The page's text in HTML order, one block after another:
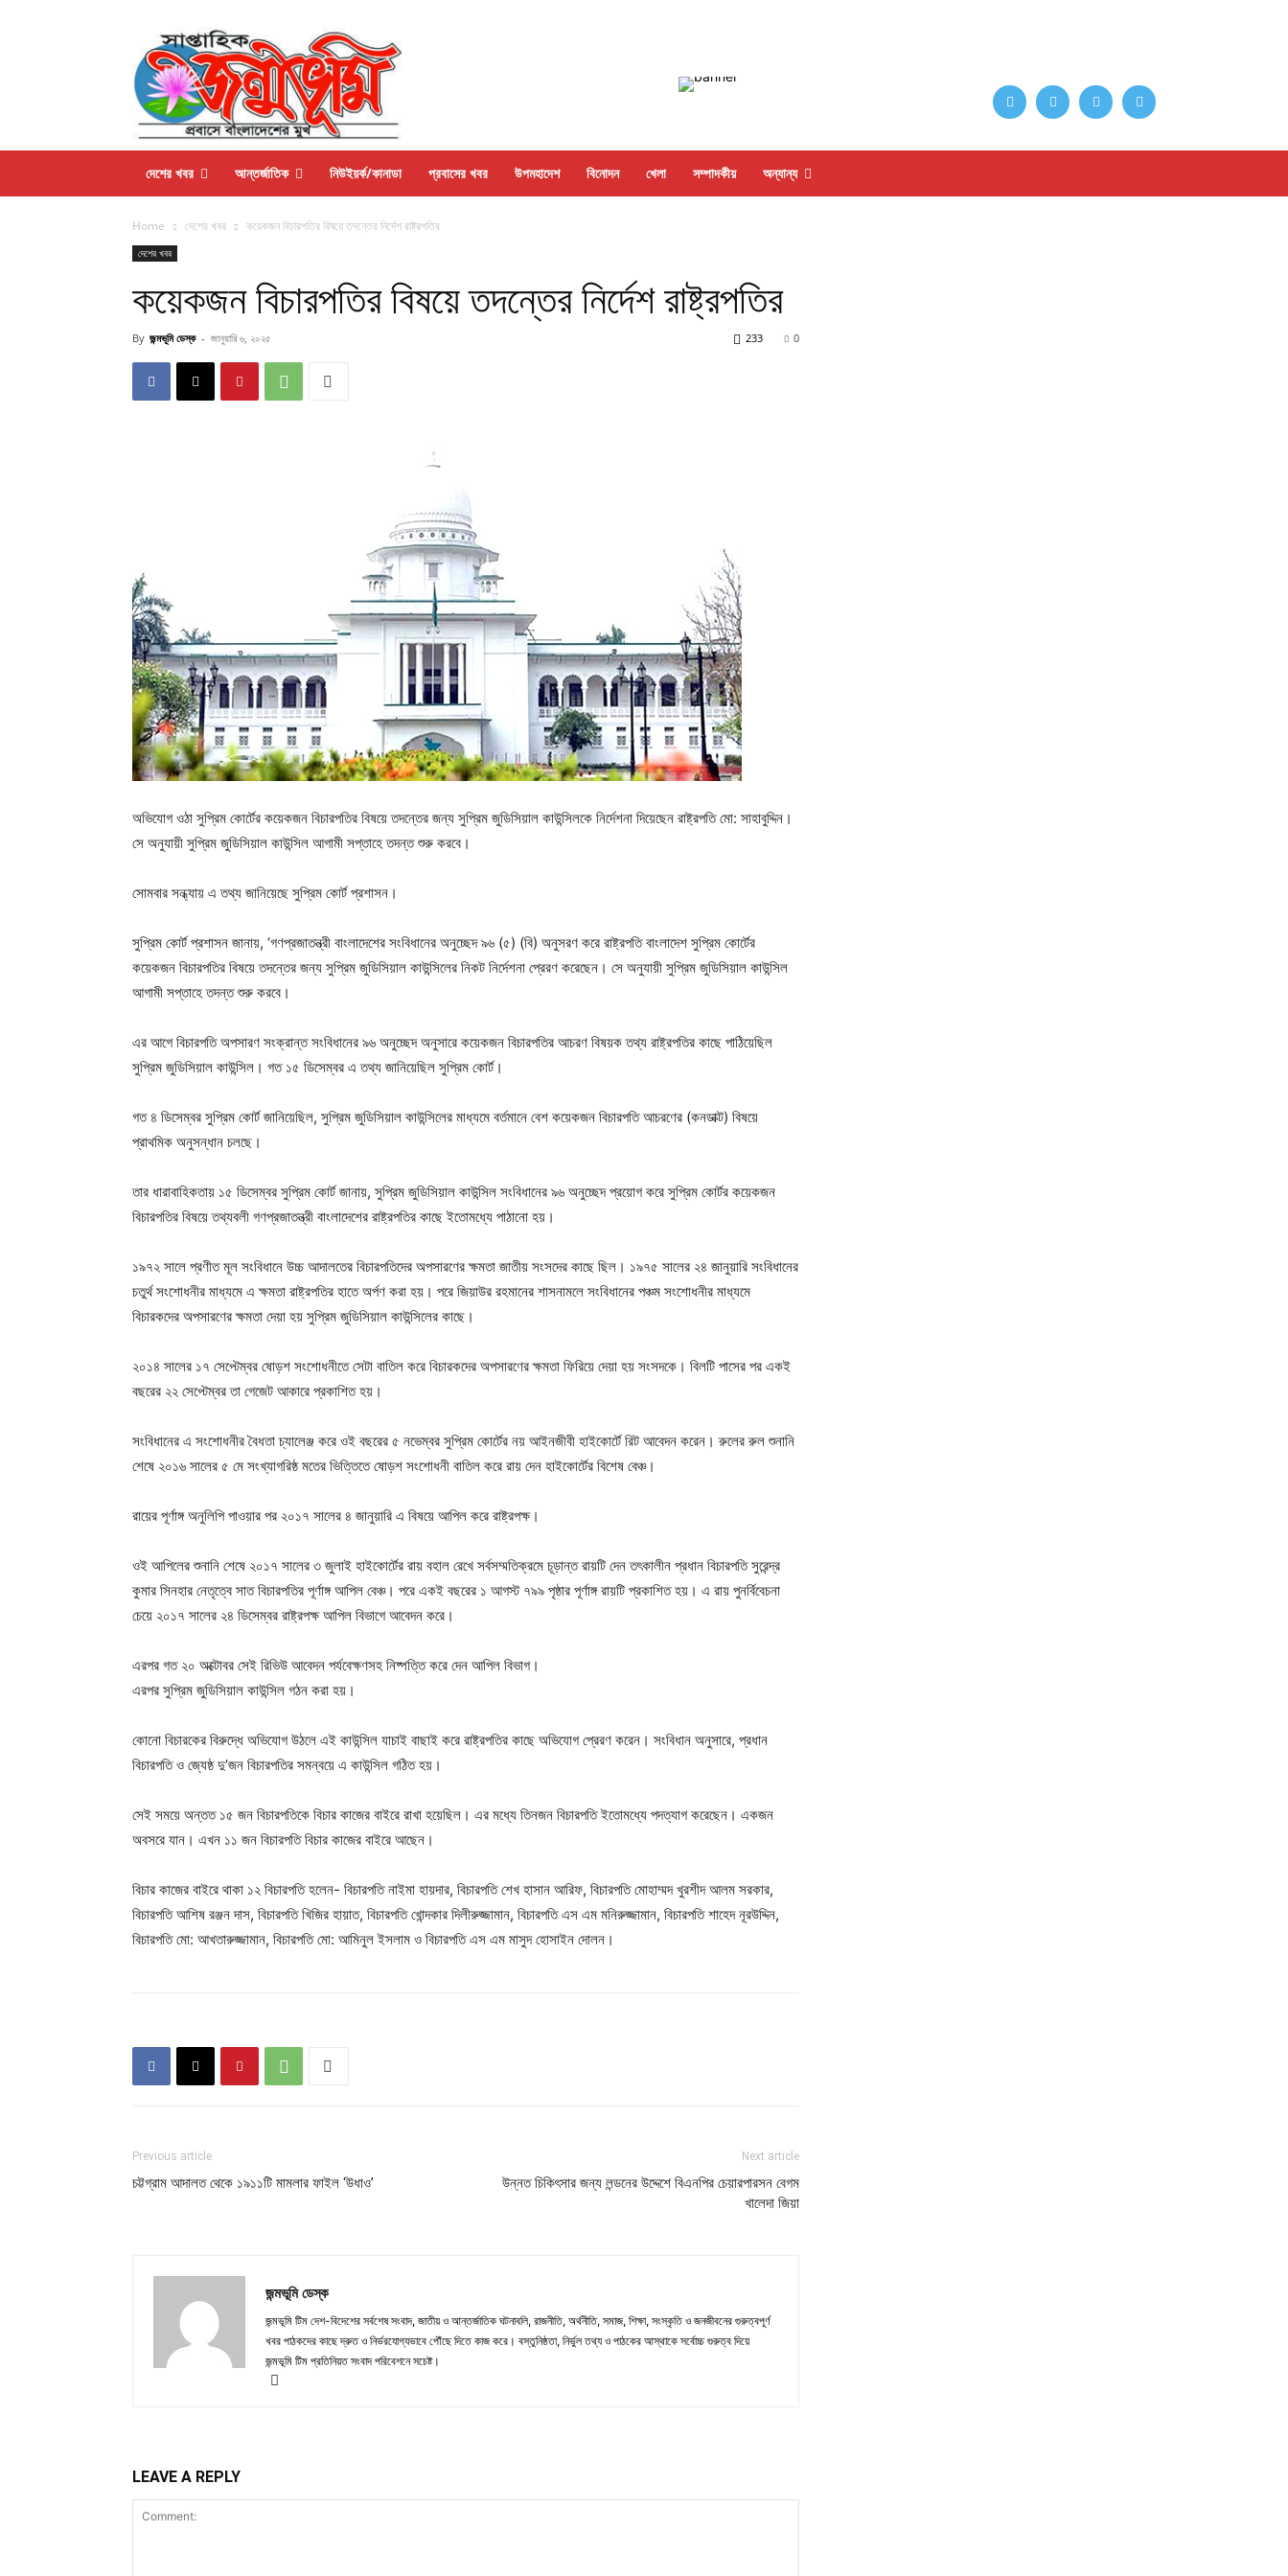
দেশের খবর আন্তর্জাতিক নিউইয়র্ক/কানাডা প্রবাসের খবর উপমহাদেশ বিনোদন খেলা সম্পাদকীয় অন্যান্য
Home দেশের খবর কয়েকজন বিচারপতির বিষয়ে তদন্তের নির্দেশ রাষ্ট্রপতির
দেশের খবর
কয়েকজন বিচারপতির বিষয়ে তদন্তের নির্দেশ রাষ্ট্রপতির
By জন্মভূমি ডেস্ক - জানুয়ারি ৬, ২০২৫ 0
233
অভিযোগ ওঠা সুপ্রিম কোর্টের কয়েকজন বিচারপতির বিষয়ে তদন্তের জন্য সুপ্রিম জুডিসিয়াল কাউন্সিলকে নির্দেশনা দিয়েছেন রাষ্ট্রপতি মো: সাহাবুদ্দিন।
সে অনুযায়ী সুপ্রিম জুডিসিয়াল কাউন্সিল আগামী সপ্তাহে তদন্ত শুরু করবে।
সোমবার সন্ধ্যায় এ তথ্য জানিয়েছে সুপ্রিম কোর্ট প্রশাসন।
সুপ্রিম কোর্ট প্রশাসন জানায়, ‘গণপ্রজাতন্ত্রী বাংলাদেশের সংবিধানের অনুচ্ছেদ ৯৬ (৫) (বি) অনুসরণ করে রাষ্ট্রপতি বাংলাদেশ সুপ্রিম কোর্টের
কয়েকজন বিচারপতির বিষয়ে তদন্তের জন্য সুপ্রিম জুডিসিয়াল কাউন্সিলের নিকট নির্দেশনা প্রেরণ করেছেন। সে অনুযায়ী সুপ্রিম জুডিসিয়াল কাউন্সিল
আগামী সপ্তাহে তদন্ত শুরু করবে।
এর আগে বিচারপতি অপসারণ সংক্রান্ত সংবিধানের ৯৬ অনুচ্ছেদ অনুসারে কয়েকজন বিচারপতির আচরণ বিষয়ক তথ্য রাষ্ট্রপতির কাছে পাঠিয়েছিল
সুপ্রিম জুডিসিয়াল কাউন্সিল। গত ১৫ ডিসেম্বর এ তথ্য জানিয়েছিল সুপ্রিম কোর্ট।
গত ৪ ডিসেম্বর সুপ্রিম কোর্ট জানিয়েছিল, সুপ্রিম জুডিসিয়াল কাউন্সিলের মাধ্যমে বর্তমানে বেশ কয়েকজন বিচারপতি আচরণের (কনডাক্ট) বিষয়ে
প্রাথমিক অনুসন্ধান চলছে।
তার ধারাবাহিকতায় ১৫ ডিসেম্বর সুপ্রিম কোর্ট জানায়, সুপ্রিম জুডিসিয়াল কাউন্সিল সংবিধানের ৯৬ অনুচ্ছেদ প্রয়োগ করে সুপ্রিম কোর্টর কয়েকজন
বিচারপতির বিষয়ে তথ্যবলী গণপ্রজাতন্ত্রী বাংলাদেশের রাষ্ট্রপতির কাছে ইতোমধ্যে পাঠানো হয়।
১৯৭২ সালে প্রণীত মূল সংবিধানে উচ্চ আদালতের বিচারপতিদের অপসারণের ক্ষমতা জাতীয় সংসদের কাছে ছিল। ১৯৭৫ সালের ২৪ জানুয়ারি সংবিধানের
চতুর্থ সংশোধনীর মাধ্যমে এ ক্ষমতা রাষ্ট্রপতির হাতে অর্পণ করা হয়। পরে জিয়াউর রহমানের শাসনামলে সংবিধানের পঞ্চম সংশোধনীর মাধ্যমে
বিচারকদের অপসারণের ক্ষমতা দেয়া হয় সুপ্রিম জুডিসিয়াল কাউন্সিলের কাছে।
২০১৪ সালের ১৭ সেপ্টেম্বর ষোড়শ সংশোধনীতে সেটা বাতিল করে বিচারকদের অপসারণের ক্ষমতা ফিরিয়ে দেয়া হয় সংসদকে। বিলটি পাসের পর একই
বছরের ২২ সেপ্টেম্বর তা গেজেট আকারে প্রকাশিত হয়।
সংবিধানের এ সংশোধনীর বৈধতা চ্যালেঞ্জ করে ওই বছরের ৫ নভেম্বর সুপ্রিম কোর্টের নয় আইনজীবী হাইকোর্টে রিট আবেদন করেন। রুলের রুল শুনানি
শেষে ২০১৬ সালের ৫ মে সংখ্যাগরিষ্ঠ মতের ভিত্তিতে ষোড়শ সংশোধনী বাতিল করে রায় দেন হাইকোর্টের বিশেষ বেঞ্চ।
রায়ের পূর্ণাঙ্গ অনুলিপি পাওয়ার পর ২০১৭ সালের ৪ জানুয়ারি এ বিষয়ে আপিল করে রাষ্ট্রপক্ষ।
ওই আপিলের শুনানি শেষে ২০১৭ সালের ৩ জুলাই হাইকোর্টের রায় বহাল রেখে সর্বসম্মতিক্রমে চূড়ান্ত রায়টি দেন তৎকালীন প্রধান বিচারপতি সুরেন্দ্র
কুমার সিনহার নেতৃত্বে সাত বিচারপতির পূর্ণাঙ্গ আপিল বেঞ্চ। পরে একই বছরের ১ আগস্ট ৭৯৯ পৃষ্ঠার পূর্ণাঙ্গ রায়টি প্রকাশিত হয়। এ রায় পুনর্বিবেচনা
চেয়ে ২০১৭ সালের ২৪ ডিসেম্বর রাষ্ট্রপক্ষ আপিল বিভাগে আবেদন করে।
এরপর গত ২০ অক্টোবর সেই রিভিউ আবেদন পর্যবেক্ষণসহ নিষ্পত্তি করে দেন আপিল বিভাগ।
এরপর সুপ্রিম জুডিসিয়াল কাউন্সিল গঠন করা হয়।
কোনো বিচারকের বিরুদ্ধে অভিযোগ উঠলে এই কাউন্সিল যাচাই বাছাই করে রাষ্ট্রপতির কাছে অভিযোগ প্রেরণ করেন। সংবিধান অনুসারে, প্রধান
বিচারপতি ও জ্যেষ্ঠ দু’জন বিচারপতির সমন্বয়ে এ কাউন্সিল গঠিত হয়।
সেই সময়ে অন্তত ১৫ জন বিচারপতিকে বিচার কাজের বাইরে রাখা হয়েছিল। এর মধ্যে তিনজন বিচারপতি ইতোমধ্যে পদত্যাগ করেছেন। একজন
অবসরে যান। এখন ১১ জন বিচারপতি বিচার কাজের বাইরে আছেন।
বিচার কাজের বাইরে থাকা ১২ বিচারপতি হলেন- বিচারপতি নাইমা হায়দার, বিচারপতি শেখ হাসান আরিফ, বিচারপতি মোহাম্মদ খুরশীদ আলম সরকার,
বিচারপতি আশিষ রঞ্জন দাস, বিচারপতি খিজির হায়াত, বিচারপতি খোন্দকার দিলীরুজ্জামান, বিচারপতি এস এম মনিরুজ্জামান, বিচারপতি শাহেদ নূরউদ্দিন,
বিচারপতি মো: আখতারুজ্জামান, বিচারপতি মো: আমিনুল ইসলাম ও বিচারপতি এস এম মাসুদ হোসাইন দোলন।
Previous article
চট্টগ্রাম আদালত থেকে ১৯১১টি মামলার ফাইল ‘উধাও’
Next article
উন্নত চিকিৎসার জন্য লন্ডনের উদ্দেশে বিএনপির চেয়ারপারসন বেগম
খালেদা জিয়া
জন্মভূমি ডেস্ক
জন্মভূমি টিম দেশ-বিদেশের সর্বশেষ সংবাদ, জাতীয় ও আন্তর্জাতিক ঘটনাবলি, রাজনীতি, অর্থনীতি, সমাজ, শিক্ষা, সংস্কৃতি ও জনজীবনের গুরুত্বপূর্ণ
খবর পাঠকদের কাছে দ্রুত ও নির্ভরযোগ্যভাবে পৌঁছে দিতে কাজ করে। বস্তুনিষ্ঠতা, নির্ভুল তথ্য ও পাঠকের আস্থাকে সর্বোচ্চ গুরুত্ব দিয়ে
জন্মভূমি টিম প্রতিনিয়ত সংবাদ পরিবেশনে সচেষ্ট।
LEAVE A REPLY